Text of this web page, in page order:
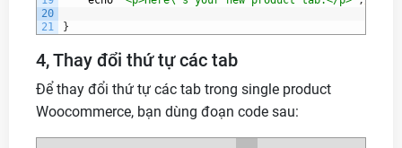
20
21
}
4, Thay đổi thứ tự các tab
Để thay đổi thứ tự các tab trong single product
Woocommerce, bạn dùng đoạn code sau: